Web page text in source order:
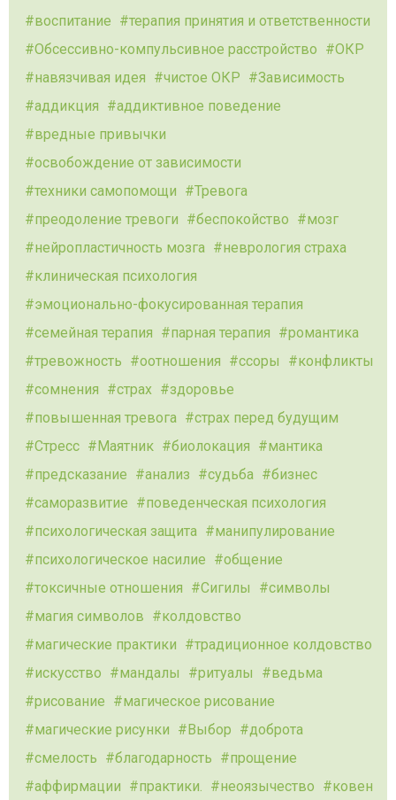
воспитание
терапия принятия и ответственности
Обсессивно-компульсивное расстройство
ОКР
навязчивая идея
чистое ОКР
Зависимость
аддикция
аддиктивное поведение
вредные привычки
освобождение от зависимости
техники самопомощи
Тревога
преодоление тревоги
беспокойство
мозг
нейропластичность мозга
неврология страха
клиническая психология
эмоционально-фокусированная терапия
семейная терапия
парная терапия
романтика
тревожность
оотношения ссоры
конфликты
сомнения
страх
здоровье
повышенная тревога
страх перед будущим
Стресс
Маятник биолокация
мантика
предсказание
анализ судьба
бизнес
саморазвитие
поведенческая психология
психологическая защита
манипулирование
психологическое насилие
общение
токсичные отношения
Сигилы
символы
магия символов
колдовство
магические практики
традиционное колдовство
искусство
мандалы ритуалы
ведьма
рисование
магическое рисование
магические рисунки
Выбор
доброта
смелость
благодарность
прощение
аффирмации
практики. неоязычество
ковен